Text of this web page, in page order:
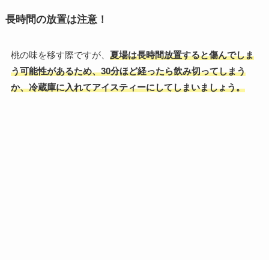
長時間の放置は注意！
桃の味を移す際ですが、 夏場は長時間放置すると傷んでしま
う可能性があるため、30分ほど経ったら飲み切ってしまう
か、冷蔵庫に入れてアイスティーにしてしまいましょう。